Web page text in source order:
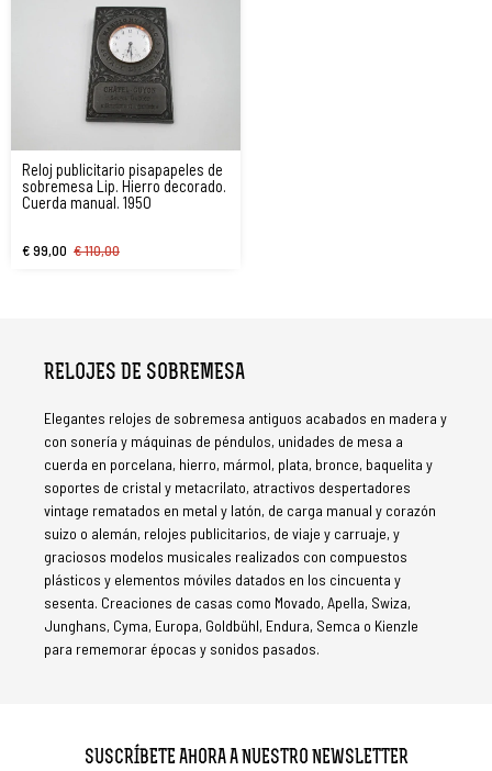
Reloj publicitario pisapapeles de
sobremesa Lip. Hierro decorado.
Cuerda manual. 1950
€ 99,00 € 110,00
RELOJES DE SOBREMESA
Elegantes relojes de sobremesa antiguos acabados en madera y
con sonería y máquinas de péndulos, unidades de mesa a
cuerda en porcelana, hierro, mármol, plata, bronce, baquelita y
soportes de cristal y metacrilato, atractivos despertadores
vintage rematados en metal y latón, de carga manual y corazón
suizo o alemán, relojes publicitarios, de viaje y carruaje, y
graciosos modelos musicales realizados con compuestos
plásticos y elementos móviles datados en los cincuenta y
sesenta. Creaciones de casas como Movado, Apella, Swiza,
Junghans, Cyma, Europa, Goldbühl, Endura, Semca o Kienzle
para rememorar épocas y sonidos pasados.
SUSCRÍBETE AHORA A NUESTRO NEWSLETTER